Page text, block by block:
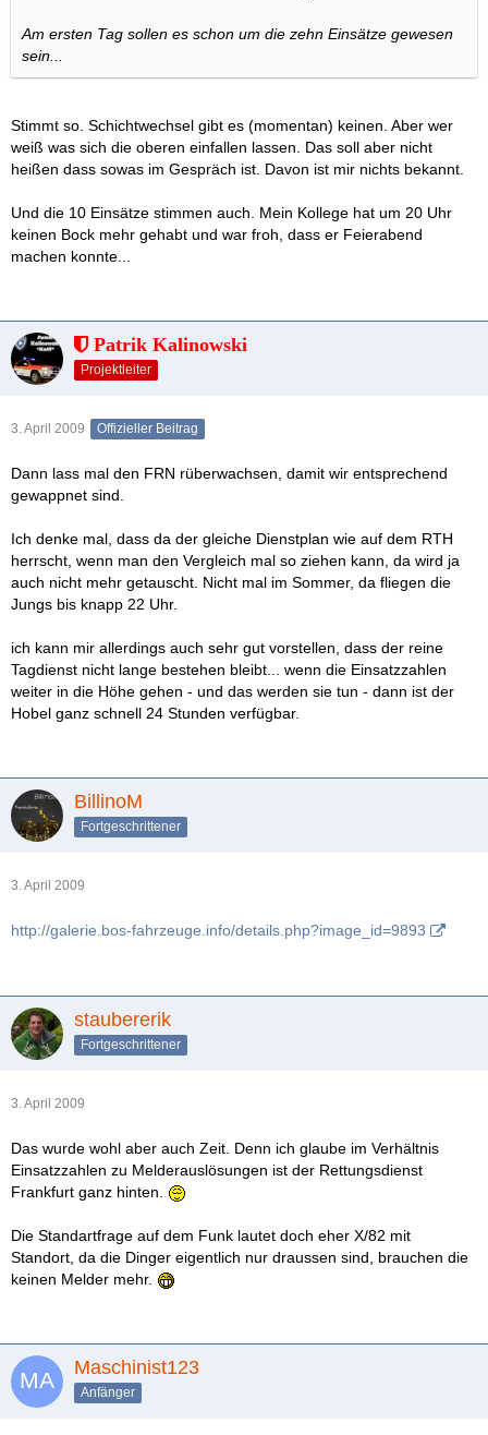
Am ersten Tag sollen es schon um die zehn Einsätze gewesen
sein...
Stimmt so. Schichtwechsel gibt es (momentan) keinen. Aber wer
weiß was sich die oberen einfallen lassen. Das soll aber nicht
heißen dass sowas im Gespräch ist. Davon ist mir nichts bekannt.
Und die 10 Einsätze stimmen auch. Mein Kollege hat um 20 Uhr
keinen Bock mehr gehabt und war froh, dass er Feierabend
machen konnte...
Patrik Kalinowski
Projektleiter
3. April 2009 Offizieller Beitrag
Dann lass mal den FRN rüberwachsen, damit wir entsprechend
gewappnet sind.
Ich denke mal, dass da der gleiche Dienstplan wie auf dem RTH
herrscht, wenn man den Vergleich mal so ziehen kann, da wird ja
auch nicht mehr getauscht. Nicht mal im Sommer, da fliegen die
Jungs bis knapp 22 Uhr.
ich kann mir allerdings auch sehr gut vorstellen, dass der reine
Tagdienst nicht lange bestehen bleibt... wenn die Einsatzzahlen
weiter in die Höhe gehen - und das werden sie tun - dann ist der
Hobel ganz schnell 24 Stunden verfügbar.
BillinoM
Fortgeschrittener
3. April 2009
http://galerie.bos-fahrzeuge.info/details.php?image_id=9893
staubererik
Fortgeschrittener
3. April 2009
Das wurde wohl aber auch Zeit. Denn ich glaube im Verhältnis
Einsatzzahlen zu Melderauslösungen ist der Rettungsdienst
Frankfurt ganz hinten.
Die Standartfrage auf dem Funk lautet doch eher X/82 mit
Standort, da die Dinger eigentlich nur draussen sind, brauchen die
keinen Melder mehr.
Maschinist123
Anfänger